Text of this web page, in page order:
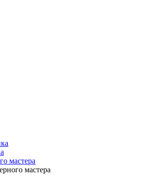
мастера
мастера